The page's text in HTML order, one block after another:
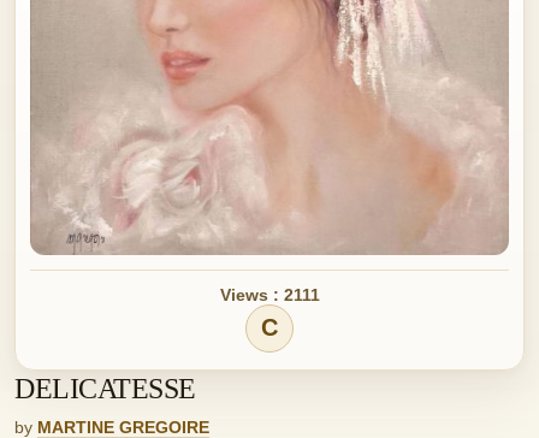
Views : 2111
C
DELICATESSE
by MARTINE GREGOIRE